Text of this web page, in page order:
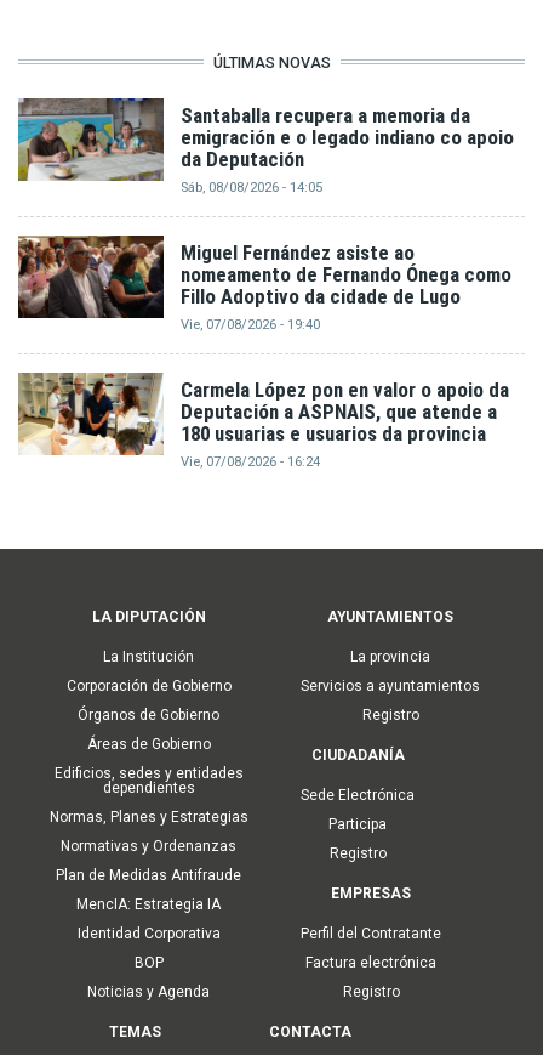
ÚLTIMAS NOVAS
Santaballa recupera a memoria da
emigración e o legado indiano co apoio
da Deputación
Sáb, 08/08/2026 - 14:05
Miguel Fernández asiste ao
nomeamento de Fernando Ónega como
Fillo Adoptivo da cidade de Lugo
Vie, 07/08/2026 - 19:40
Carmela López pon en valor o apoio da
Deputación a ASPNAIS, que atende a
180 usuarias e usuarios da provincia
Vie, 07/08/2026 - 16:24
navigation
LA DIPUTACIÓN
La Institución
Corporación de Gobierno
Órganos de Gobierno
Áreas de Gobierno
Edificios, sedes y entidades
dependientes
Normas, Planes y Estrategias
Normativas y Ordenanzas
Plan de Medidas Antifraude
MencIA: Estrategia IA
Identidad Corporativa
BOP
Noticias y Agenda
AYUNTAMIENTOS
La provincia
Servicios a ayuntamientos
Registro
CIUDADANÍA
Sede Electrónica
Participa
Registro
EMPRESAS
Perfil del Contratante
Factura electrónica
Registro
TEMAS CONTACTA